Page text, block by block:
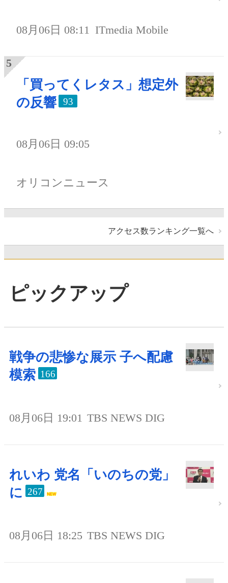
08月06日 08:11 ITmedia Mobile
「買ってくレタス」想定外
の反響
93
08月06日 09:05
オリコンニュース
アクセス数ランキング一覧へ
ピックアップ
戦争の悲惨な展示 子へ配慮
模索 166
08月06日 19:01 TBS NEWS DIG
れいわ 党名「いのちの党」
に 267
08月06日 18:25 TBS NEWS DIG